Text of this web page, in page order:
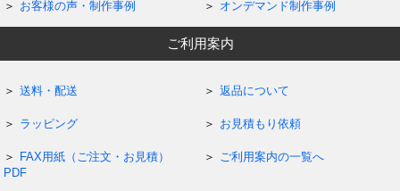
お客様の声・制作事例 オンデマンド制作事例
ご利用案内
送料・配送 返品について
ラッピング お見積もり依頼
FAX用紙（ご注文・お見積）
PDF
ご利用案内の一覧へ